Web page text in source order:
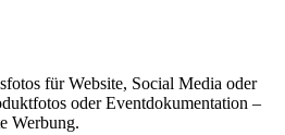
für Website, Social Media oder
oder Eventdokumentation –
Werbung.